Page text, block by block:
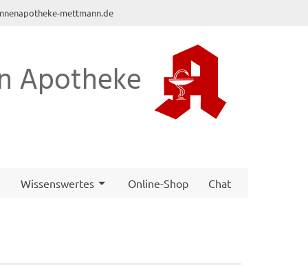
mettmann.de
Apotheke
Wissenswertes Online-Shop Chat